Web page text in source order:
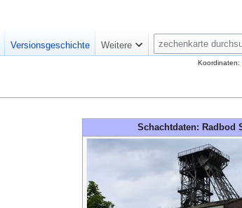
Schachtdaten: Radbod
Koordinaten:
Versionsgeschichte Weitere
Suche